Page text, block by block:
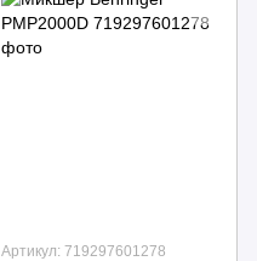
Артикул: 719297601278